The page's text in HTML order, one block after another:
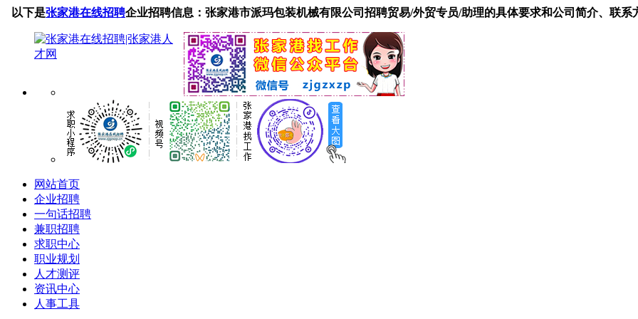
以下是张家港在线招聘企业招聘信息：张家港市派玛包装机械有限公司招聘贸易/外贸专员/助理的具体要求和公司简介、联系
网站首页
企业招聘
一句话招聘
兼职招聘
求职中心
职业规划
人才测评
资讯中心
人事工具